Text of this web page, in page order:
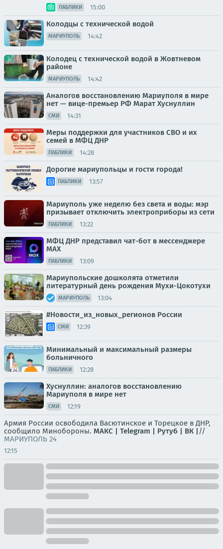
ПАБЛИКИ 15:00
Колодцы с технической водой
МАРИУПОЛЬ 14:42
Колодец с технической водой в Жовтневом
районе
МАРИУПОЛЬ 14:42
Аналогов восстановлению Мариуполя в мире
нет — вице-премьер РФ Марат Хуснуллин
СМИ 14:31
Меры поддержки для участников СВО и их
семей в МФЦ ДНР
ПАБЛИКИ 14:28
Дорогие мариупольцы и гости города!
ПАБЛИКИ 13:57
Мариуполь уже неделю без света и воды: мэр
призывает отключить электроприборы из сети
ПАБЛИКИ 13:22
МФЦ ДНР представил чат-бот в мессенджере
MAX
ПАБЛИКИ 13:09
Мариупольские дошколята отметили
литературный день рождения Мухи-Цокотухи
МАРИУПОЛЬ 13:04
#Новости_из_новых_регионов России
СМИ 12:39
Минимальный и максимальный размеры
больничного
ПАБЛИКИ 12:28
Хуснуллин: аналогов восстановлению
Мариуполя в мире нет
СМИ 12:19
Армия России освободила Васютинское и Торецкое в ДНР,
сообщило Минобороны. МАКС | Telegram | Рутуб | ВК | //
МАРИУПОЛЬ 24
12:15